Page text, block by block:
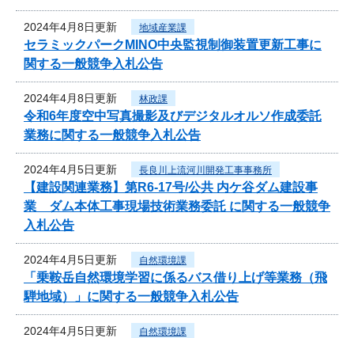
2024年4月8日更新 地域産業課
セラミックパークMINO中央監視制御装置更新工事に
関する一般競争入札公告
2024年4月8日更新 林政課
令和6年度空中写真撮影及びデジタルオルソ作成委託
業務に関する一般競争入札公告
2024年4月5日更新 長良川上流河川開発工事事務所
【建設関連業務】第R6-17号/公共 内ケ谷ダム建設事
業 ダム本体工事現場技術業務委託 に関する一般競争
入札公告
2024年4月5日更新 自然環境課
「乗鞍岳自然環境学習に係るバス借り上げ等業務（飛
騨地域）」に関する一般競争入札公告
2024年4月5日更新 自然環境課